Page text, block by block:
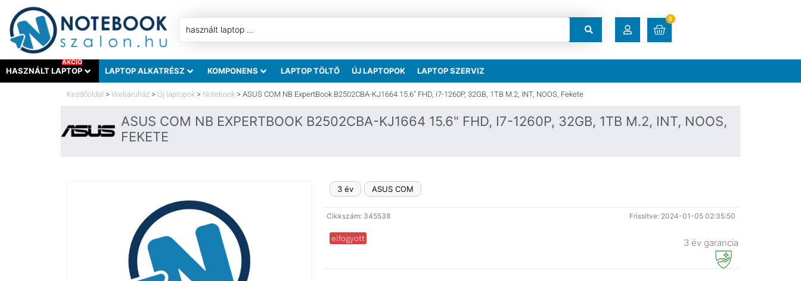
0
HASZNÁLT LAPTOP
AKCIÓ
LAPTOP ALKATRÉSZ KOMPONENS LAPTOP TÖLTŐ ÚJ LAPTOPOK LAPTOP SZERVIZ
Kezdőoldal > Webáruház > Új laptopok > Notebook > ASUS COM NB ExpertBook B2502CBA-KJ1664 15.6″ FHD, i7-1260P, 32GB, 1TB M.2, INT, NOOS, Fekete
ASUS COM NB EXPERTBOOK B2502CBA-KJ1664 15.6" FHD, I7-1260P, 32GB, 1TB M.2, INT, NOOS,
FEKETE
3 év ASUS COM
Cikkszám: 345538 Frissítve: 2024-01-05 02:35:50
elfogyott 3 év garancia